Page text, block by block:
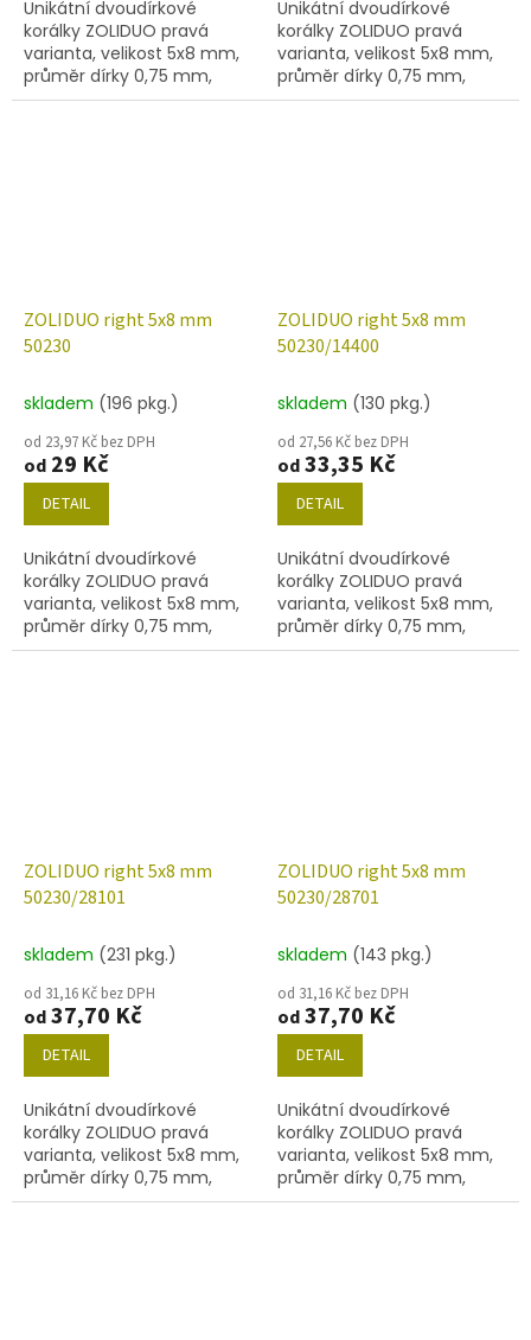
Unikátní dvoudírkové
korálky ZOLIDUO pravá
varianta, velikost 5x8 mm,
průměr dírky 0,75 mm,
obsah balení 20 ks nebo
Unikátní dvoudírkové
korálky ZOLIDUO pravá
varianta, velikost 5x8 mm,
průměr dírky 0,75 mm,
obsah balení 20 ks nebo
ZOLIDUO right 5x8 mm
50230
skladem (196 pkg.)
od 23,97 Kč bez DPH
od 29 Kč
DETAIL
Unikátní dvoudírkové
korálky ZOLIDUO pravá
varianta, velikost 5x8 mm,
průměr dírky 0,75 mm,
obsah balení 20 ks nebo
ZOLIDUO right 5x8 mm
50230/14400
skladem (130 pkg.)
od 27,56 Kč bez DPH
od33,35 Kč
DETAIL
Unikátní dvoudírkové
korálky ZOLIDUO pravá
varianta, velikost 5x8 mm,
průměr dírky 0,75 mm,
obsah balení 20 ks nebo
ZOLIDUO right 5x8 mm
50230/28101
skladem (231 pkg.)
od 31,16 Kč bez DPH
od37,70 Kč
DETAIL
Unikátní dvoudírkové
korálky ZOLIDUO pravá
varianta, velikost 5x8 mm,
průměr dírky 0,75 mm,
obsah balení 20 ks nebo
ZOLIDUO right 5x8 mm
50230/28701
skladem (143 pkg.)
od 31,16 Kč bez DPH
od37,70 Kč
DETAIL
Unikátní dvoudírkové
korálky ZOLIDUO pravá
varianta, velikost 5x8 mm,
průměr dírky 0,75 mm,
obsah balení 20 ks nebo